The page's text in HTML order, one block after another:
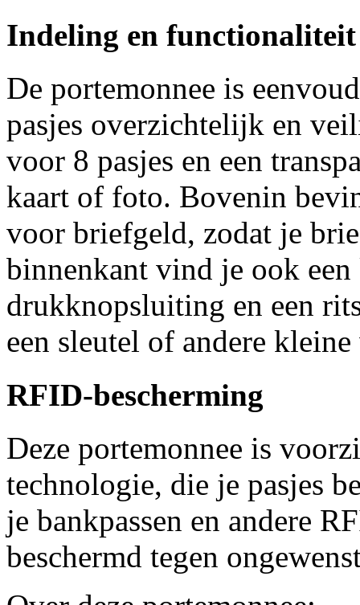
Indeling en functionaliteit
De portemonnee is
pasjes overzichtelijk en
voor 8 pasjes en een
kaart of foto. Bovenin
voor briefgeld, zodat je
binnenkant vind je ook
drukknopsluiting en een
een sleutel of andere
RFID-bescherming
Deze portemonnee is
technologie, die je pasjes
je bankpassen en andere
beschermd tegen